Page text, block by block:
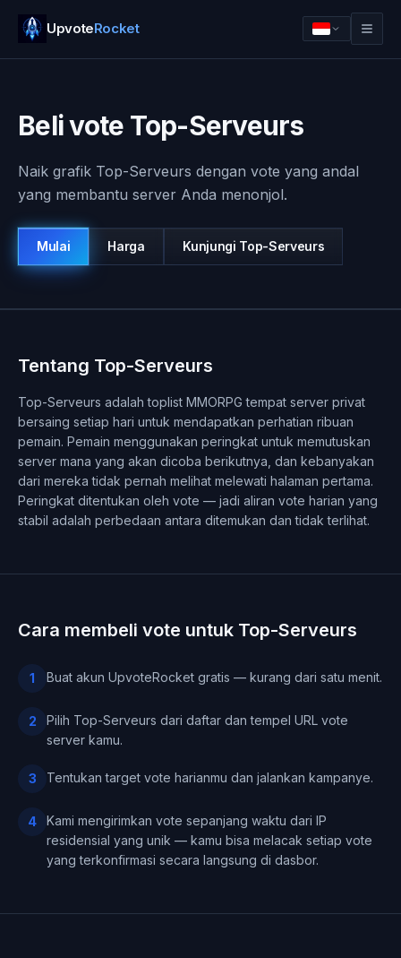
UpvoteRocket
Beli vote Top-Serveurs
Naik grafik Top-Serveurs dengan vote yang andal
yang membantu server Anda menonjol.
Mulai Harga Kunjungi Top-Serveurs
Tentang Top-Serveurs
Top-Serveurs adalah toplist MMORPG tempat server privat
bersaing setiap hari untuk mendapatkan perhatian ribuan
pemain. Pemain menggunakan peringkat untuk memutuskan
server mana yang akan dicoba berikutnya, dan kebanyakan
dari mereka tidak pernah melihat melewati halaman pertama.
Peringkat ditentukan oleh vote — jadi aliran vote harian yang
stabil adalah perbedaan antara ditemukan dan tidak terlihat.
Cara membeli vote untuk Top-Serveurs
1 Buat akun UpvoteRocket gratis — kurang dari satu menit.
2
Pilih Top-Serveurs dari daftar dan tempel URL vote
server kamu.
3 Tentukan target vote harianmu dan jalankan kampanye.
4
Kami mengirimkan vote sepanjang waktu dari IP
residensial yang unik — kamu bisa melacak setiap vote
yang terkonfirmasi secara langsung di dasbor.